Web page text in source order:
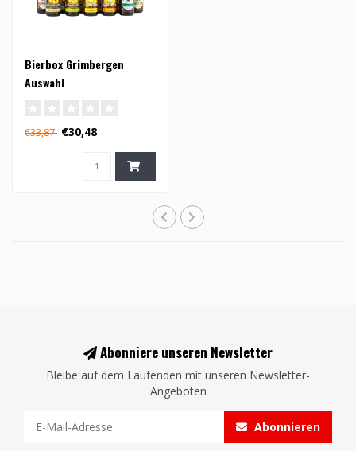
Bierbox Grimbergen
Auswahl
€33,87 €30,48
Abonniere unseren Newsletter
Bleibe auf dem Laufenden mit unseren Newsletter-
Angeboten
Abonnieren